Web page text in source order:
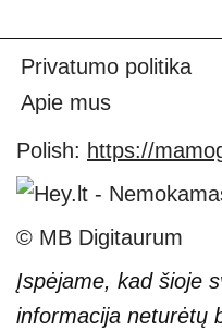
Privatumo politika
Apie mus
Polish: https://
© MB Digitaurum
Įspėjame, kad šioje
informacija neturėtų